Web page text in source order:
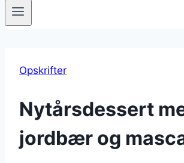
Opskrifter
Nytårsdessert
jordbær og